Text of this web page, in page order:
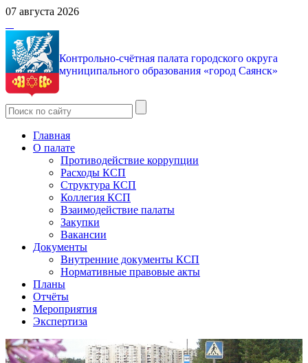
07 августа 2026
Контрольно-счётная палата городского округа
муниципального образования «город Саянск»
Главная
О палате
Противодействие коррупции
Расходы КСП
Структура КСП
Коллегия КСП
Взаимодействие палаты
Закупки
Вакансии
Документы
Внутренние документы КСП
Нормативные правовые акты
Планы
Отчёты
Мероприятия
Экспертиза